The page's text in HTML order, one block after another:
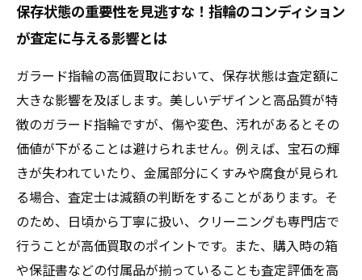
保存状態の重要性を見逃すな！指輪のコンディション
が査定に与える影響とは
ガラード指輪の高価買取において、保存状態は査定額に
大きな影響を及ぼします。美しいデザインと高品質が特
徴のガラード指輪ですが、傷や変色、汚れがあるとその
価値が下がることは避けられません。例えば、宝石の輝
きが失われていたり、金属部分にくすみや腐食が見られ
る場合、査定士は減額の判断をすることがあります。そ
のため、日頃から丁寧に扱い、クリーニングも専門店で
行うことが高価買取のポイントです。また、購入時の箱
や保証書などの付属品が揃っていることも査定評価を高